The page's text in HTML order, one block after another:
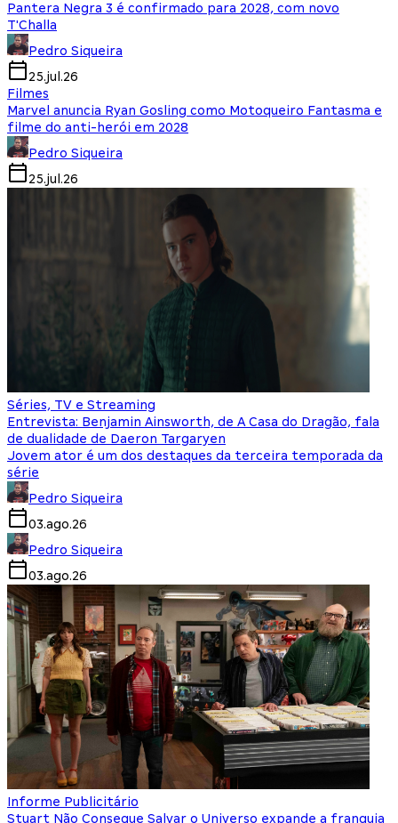
Pantera Negra 3 é confirmado para 2028, com novo
T'Challa
Pedro Siqueira
25.jul.26
Filmes
Marvel anuncia Ryan Gosling como Motoqueiro Fantasma e
filme do anti-herói em 2028
Pedro Siqueira
25.jul.26
Séries, TV e Streaming
Entrevista: Benjamin Ainsworth, de A Casa do Dragão, fala
de dualidade de Daeron Targaryen
Jovem ator é um dos destaques da terceira temporada da
série
Pedro Siqueira
03.ago.26
Pedro Siqueira
03.ago.26
Informe Publicitário
Stuart Não Consegue Salvar o Universo expande a franquia